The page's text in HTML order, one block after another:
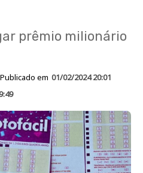
prêmio milionário
Publicado em 01/02/2024 20:01